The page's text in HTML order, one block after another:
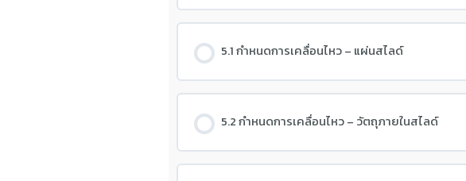
5.1 กำหนดการเคลื่อนไหว – แผ่นสไลด์
5.2 กำหนดการเคลื่อนไหว – วัตถุภายในสไลด์